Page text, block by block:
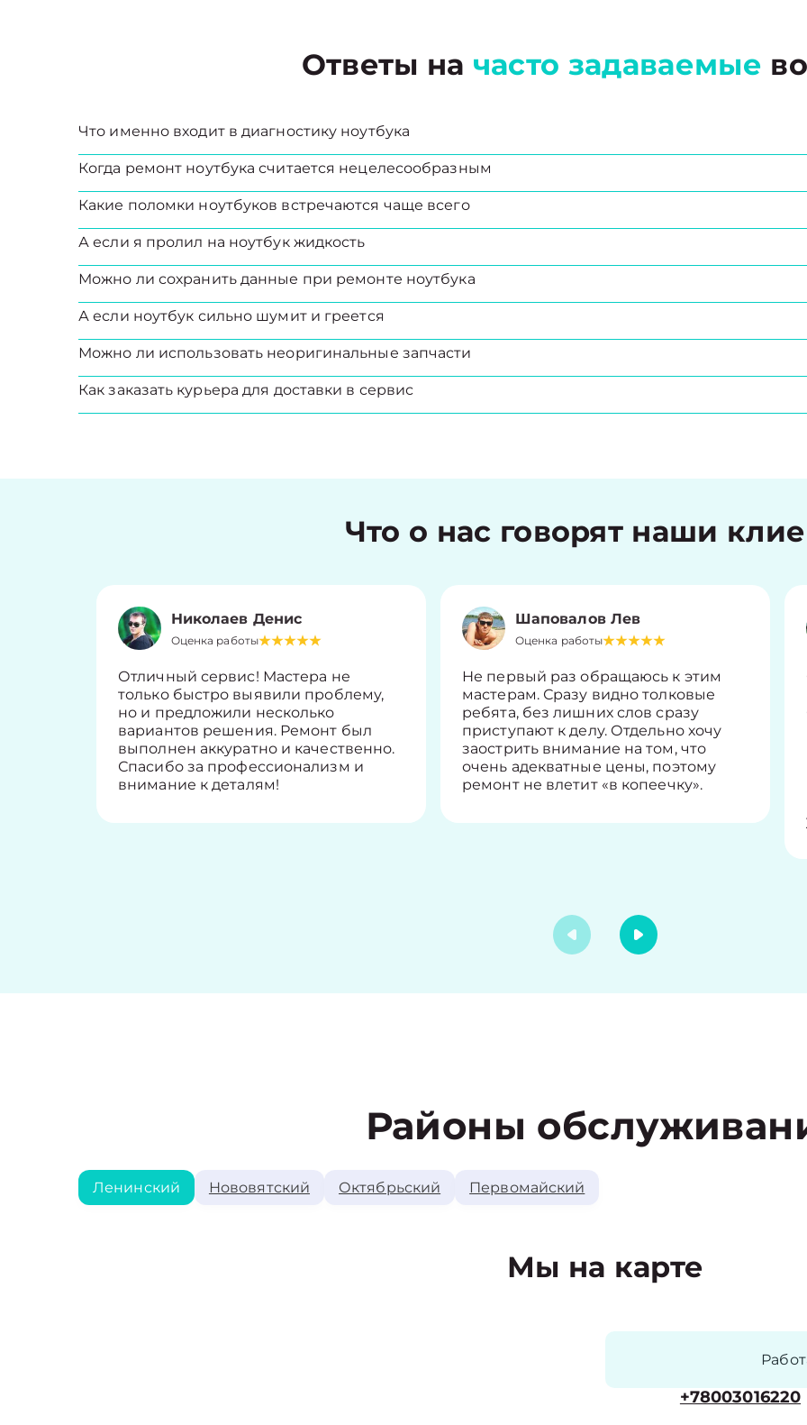
Ответы на часто задаваемые
Что именно входит в диагностику ноутбука
Когда ремонт ноутбука считается нецелесообразным
Какие поломки ноутбуков встречаются чаще всего
А если я пролил на ноутбук жидкость
Можно ли сохранить данные при ремонте ноутбука
А если ноутбук сильно шумит и греется
Можно ли использовать неоригинальные запчасти
Как заказать курьера для доставки в сервис
Что о нас говорят наши
Николаев Денис
Оценка работы
Отличный сервис! Мастера не
только быстро выявили проблему,
но и предложили несколько
вариантов решения. Ремонт был
выполнен аккуратно и качественно.
Спасибо за профессионализм и
внимание к деталям!
Шаповалов Лев
Оценка работы
Не первый раз обращаюсь к этим
мастерам. Сразу видно толковые
ребята, без лишних слов сразу
приступают к делу. Отдельно хочу
заострить внимание на том, что
очень адекватные цены, поэтому
ремонт не влетит «в копеечку».
Районы
Ленинский Нововятский Октябрьский Первомайский
Мы на карте
+78003016220